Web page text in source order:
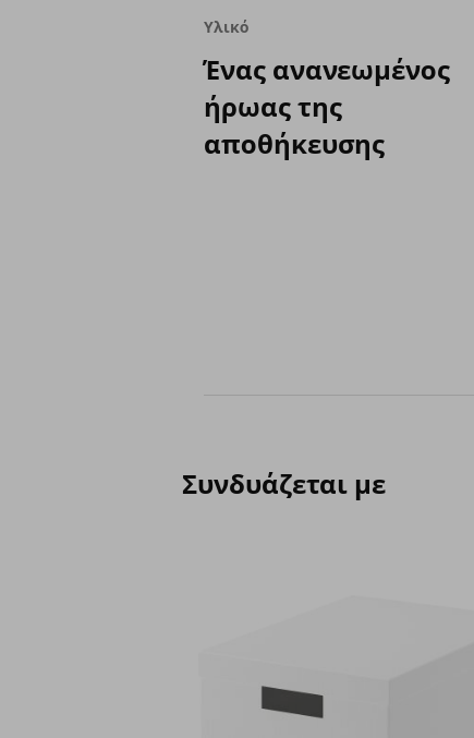
Υλικό
Ένας ανανεωμένος
ήρωας της
αποθήκευσης
Συνδυάζεται με